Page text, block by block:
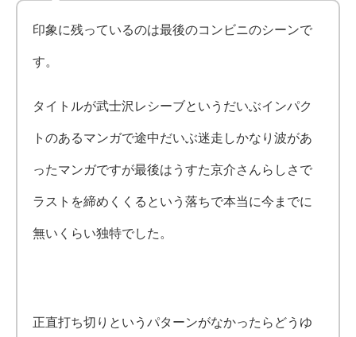
印象に残っているのは最後のコンビニのシーンで
す。
タイトルが武士沢レシーブというだいぶインパク
トのあるマンガで途中だいぶ迷走しかなり波があ
ったマンガですが最後はうすた京介さんらしさで
ラストを締めくくるという落ちで本当に今までに
無いくらい独特でした。
正直打ち切りというパターンがなかったらどうゆ